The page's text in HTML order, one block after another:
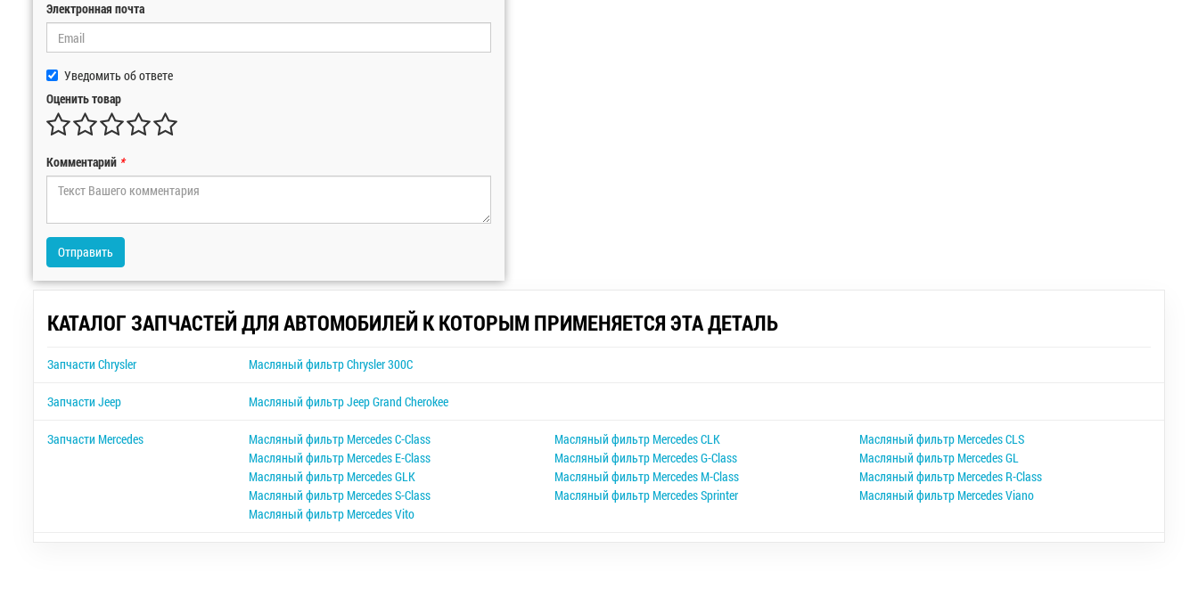
Электронная почта
Уведомить об ответе
Оценить товар
Комментарий *
Отправить
КАТАЛОГ ЗАПЧАСТЕЙ ДЛЯ АВТОМОБИЛЕЙ К КОТОРЫМ ПРИМЕНЯЕТСЯ ЭТА ДЕТАЛЬ
Запчасти Chrysler Масляный фильтр Chrysler 300C
Запчасти Jeep Масляный фильтр Jeep Grand Cherokee
Запчасти Mercedes Масляный фильтр Mercedes C-Class Масляный фильтр Mercedes CLK
Масляный фильтр Mercedes CLS
Масляный фильтр Mercedes E-Class
Масляный фильтр Mercedes G-Class
Масляный фильтр Mercedes GL
Масляный фильтр Mercedes GLK
Масляный фильтр Mercedes M-Class
Масляный фильтр Mercedes R-Class
Масляный фильтр Mercedes S-Class
Масляный фильтр Mercedes Sprinter
Масляный фильтр Mercedes Viano
Масляный фильтр Mercedes Vito